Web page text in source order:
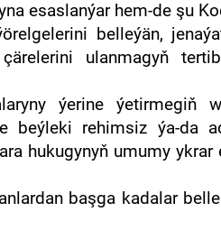
esaslanýar hem-de şu
belleýän,
ulanmagyň
ýerine ýetirmegiň
beýleki rehimsiz ýa-da
hukugynyň umumy ykrar
başga kadalar